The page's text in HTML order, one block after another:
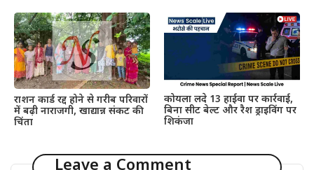
राशन कार्ड रद्द होने से गरीब परिवारों
में बढ़ी नाराजगी, खाद्यान्न संकट की
चिंता
कोयला लदे 13 हाईवा पर कार्रवाई,
बिना सीट बेल्ट और रैश ड्राइविंग पर
शिकंजा